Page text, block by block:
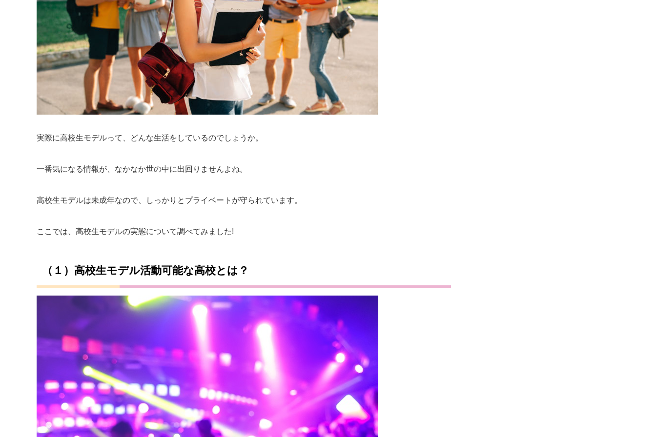
実際に高校生モデルって、どんな生活をしているのでしょうか。
一番気になる情報が、なかなか世の中に出回りませんよね。
高校生モデルは未成年なので、しっかりとプライベートが守られています。
ここでは、高校生モデルの実態について調べてみました!
（１）高校生モデル活動可能な高校とは？